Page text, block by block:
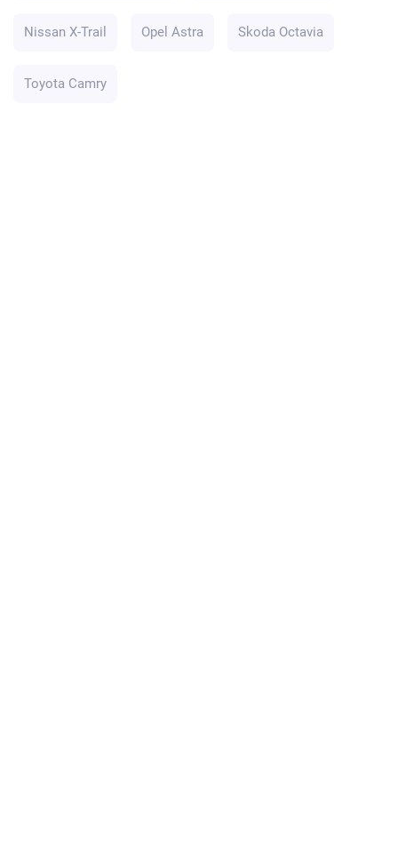
Nissan X-Trail Opel Astra Skoda Octavia
Toyota Camry